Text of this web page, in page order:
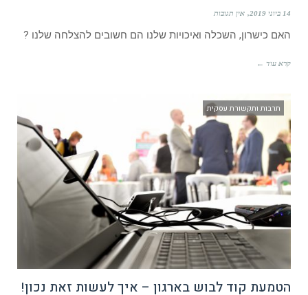
14 ביוני 2019 אין תגובות
האם כישרון, השכלה ואיכויות שלנו הם חשובים להצלחה שלנו ?
קרא עוד ←
תרבות ותקשורת עסקית
הטמעת קוד לבוש בארגון – איך לעשות זאת נכון!